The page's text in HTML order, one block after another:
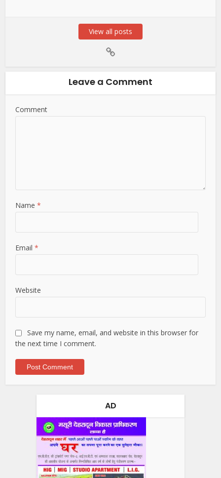
View all posts
Leave a Comment
Comment
Name*
Email*
Website
Save my name, email, and website in this browser for
the next time I comment.
AD